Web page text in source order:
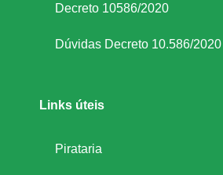
Decreto 10586/2020
Dúvidas Decreto 10.586/2020
Links úteis
Pirataria